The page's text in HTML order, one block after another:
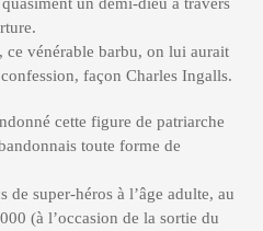
ce vénérable barbu, on lui aurait
façon Charles Ingalls.
cette figure de patriarche
toute forme de
de super-héros à l’âge adulte, au
(à l’occasion de la sortie du